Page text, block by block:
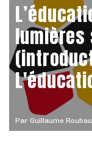
Par Guillaume